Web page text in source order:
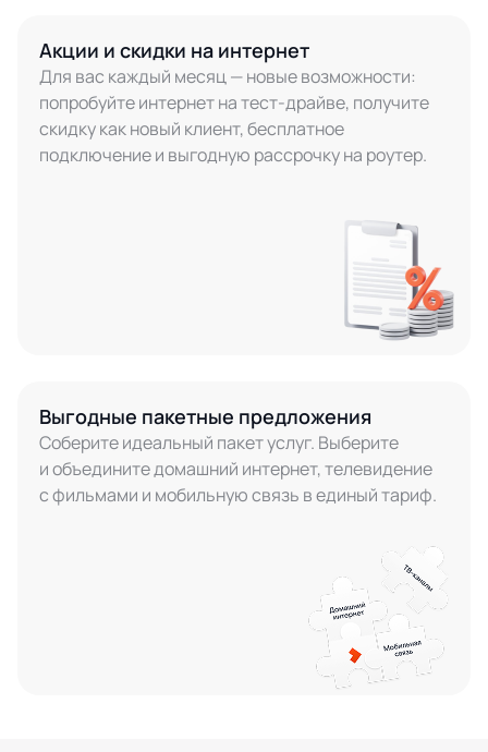
Акции и скидки на интернет
Для вас каждый месяц — новые возможности:
попробуйте интернет на тест-драйве, получите
скидку как новый клиент, бесплатное
подключение и выгодную рассрочку на роутер.
Выгодные пакетные предложения
Соберите идеальный пакет услуг. Выберите
и объедините домашний интернет, телевидение
с фильмами и мобильную связь в единый тариф.